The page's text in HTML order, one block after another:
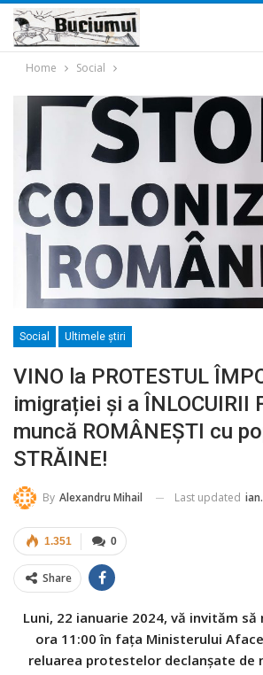
Home Social
Social Ultimele ştiri
VINO la PROTESTUL
imigrației și a ÎNLOCUIRII
muncă ROMÂNEȘTI cu
STRĂINE!
By Alexandru Mihail Last updated
0
1.351
Share
Luni, 22 ianuarie 2024, vă invităm
ora 11:00 în fața Ministerului
reluarea protestelor declanșate de